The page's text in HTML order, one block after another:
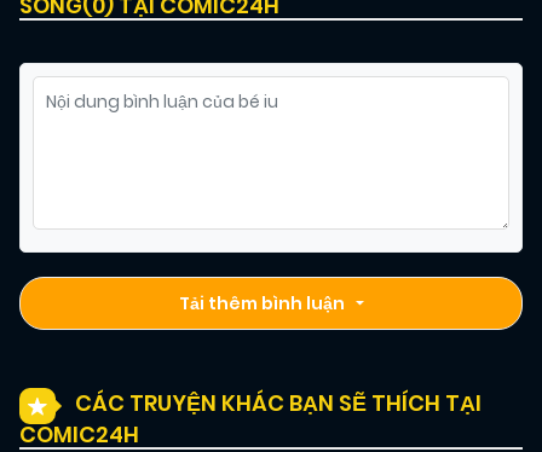
Tải thêm bình luận
CÁC TRUYỆN KHÁC BẠN SẼ THÍCH TẠI
COMIC24H